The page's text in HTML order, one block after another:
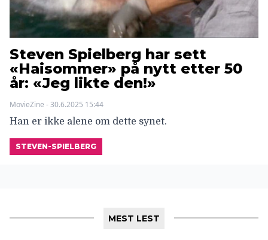
Steven Spielberg har sett
«Haisommer» på nytt etter 50
år: «Jeg likte den!»
MovieZine - 30.6.2025 15:44
Han er ikke alene om dette synet.
STEVEN-SPIELBERG
MEST LEST